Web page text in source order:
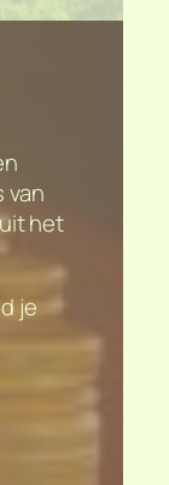
van
het
je